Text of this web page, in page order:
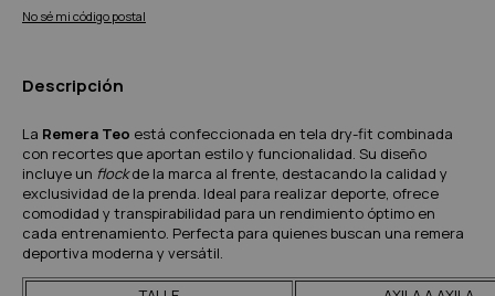
No sé mi código postal
Descripción
La Remera Teo está confeccionada en tela dry-fit combinada
con recortes que aportan estilo y funcionalidad. Su diseño
incluye un flockde la marca al frente, destacando la calidad y
exclusividad de la prenda. Ideal para realizar deporte, ofrece
comodidad y transpirabilidad para un rendimiento óptimo en
cada entrenamiento. Perfecta para quienes buscan una remera
deportiva moderna y versátil.